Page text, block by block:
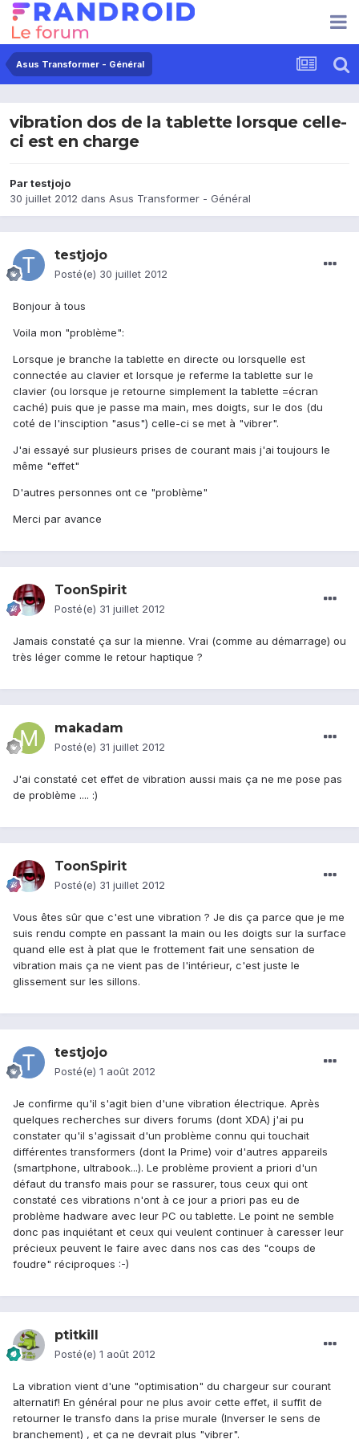
Asus Transformer - Général
vibration dos de la tablette lorsque celle-
ci est en charge
Partestjojo
30 juillet 2012 dans Asus Transformer - Général
testjojo
Posté(e) 30 juillet 2012
Bonjour à tous
Voila mon "problème":
Lorsque je branche la tablette en directe ou lorsquelle est
connectée au clavier et lorsque je referme la tablette sur le
clavier (ou lorsque je retourne simplement la tablette =écran
caché) puis que je passe ma main, mes doigts, sur le dos (du
coté de l'insciption "asus") celle-ci se met à "vibrer".
J'ai essayé sur plusieurs prises de courant mais j'ai toujours le
même "effet"
D'autres personnes ont ce "problème"
Merci par avance
ToonSpirit
Posté(e) 31 juillet 2012
Jamais constaté ça sur la mienne. Vrai (comme au démarrage) ou
très léger comme le retour haptique ?
makadam
Posté(e) 31 juillet 2012
J'ai constaté cet effet de vibration aussi mais ça ne me pose pas
de problème .... :)
ToonSpirit
Posté(e) 31 juillet 2012
Vous êtes sûr que c'est une vibration ? Je dis ça parce que je me
suis rendu compte en passant la main ou les doigts sur la surface
quand elle est à plat que le frottement fait une sensation de
vibration mais ça ne vient pas de l'intérieur, c'est juste le
glissement sur les sillons.
testjojo
Posté(e) 1 août 2012
Je confirme qu'il s'agit bien d'une vibration électrique. Après
quelques recherches sur divers forums (dont XDA) j'ai pu
constater qu'il s'agissait d'un problème connu qui touchait
différentes transformers (dont la Prime) voir d'autres appareils
(smartphone, ultrabook...). Le problème provient a priori d'un
défaut du transfo mais pour se rassurer, tous ceux qui ont
constaté ces vibrations n'ont à ce jour a priori pas eu de
problème hadware avec leur PC ou tablette. Le point ne semble
donc pas inquiétant et ceux qui veulent continuer à caresser leur
précieux peuvent le faire avec dans nos cas des "coups de
foudre" réciproques :-)
ptitkill
Posté(e) 1 août 2012
La vibration vient d'une "optimisation" du chargeur sur courant
alternatif! En général pour ne plus avoir cette effet, il suffit de
retourner le transfo dans la prise murale (Inverser le sens de
branchement) , et ça ne devrait plus "vibrer".